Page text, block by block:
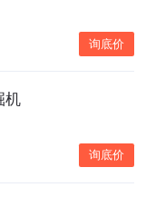
询底价
机
询底价